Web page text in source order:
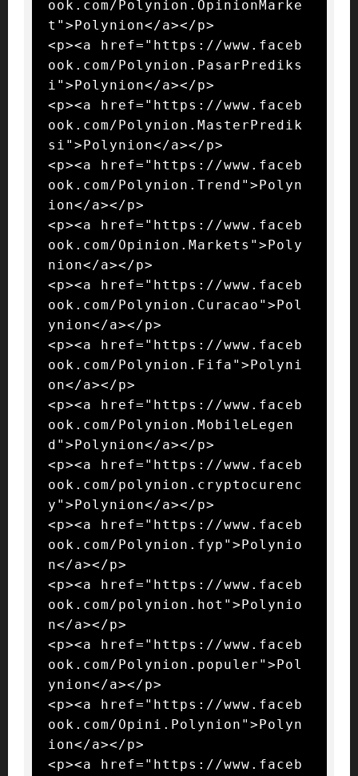
ook.com/Polynion.OpinionMarke
t">Polynion</a></p>
<p><a href="https://www.faceb
ook.com/Polynion.PasarPrediks
i">Polynion</a></p>
<p><a href="https://www.faceb
ook.com/Polynion.MasterPredik
si">Polynion</a></p>
<p><a href="https://www.faceb
ook.com/Polynion.Trend">Polyn
ion</a></p>
<p><a href="https://www.faceb
ook.com/Opinion.Markets">Poly
nion</a></p>
<p><a href="https://www.faceb
ook.com/Polynion.Curacao">Pol
ynion</a></p>
<p><a href="https://www.faceb
ook.com/Polynion.Fifa">Polyni
on</a></p>
<p><a href="https://www.faceb
ook.com/Polynion.MobileLegen
d">Polynion</a></p>
<p><a href="https://www.faceb
ook.com/polynion.cryptocurenc
y">Polynion</a></p>
<p><a href="https://www.faceb
ook.com/Polynion.fyp">Polynio
n</a></p>
<p><a href="https://www.faceb
ook.com/polynion.hot">Polynio
n</a></p>
<p><a href="https://www.faceb
ook.com/Polynion.populer">Pol
ynion</a></p>
<p><a href="https://www.faceb
ook.com/Opini.Polynion">Polyn
ion</a></p>
<p><a href="https://www.faceb